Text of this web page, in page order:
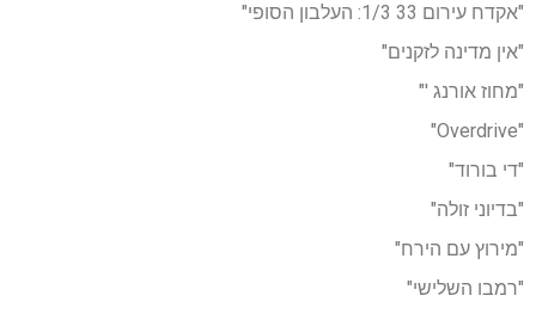
"אקדח עירום 33 1/3: העלבון הסופי"
"אין מדינה לזקנים"
"מחוז אורנג '"
"Overdrive"
"די בורוד"
"בדיוני זולה"
"מירוץ עם הירח"
"רמבו השלישי"